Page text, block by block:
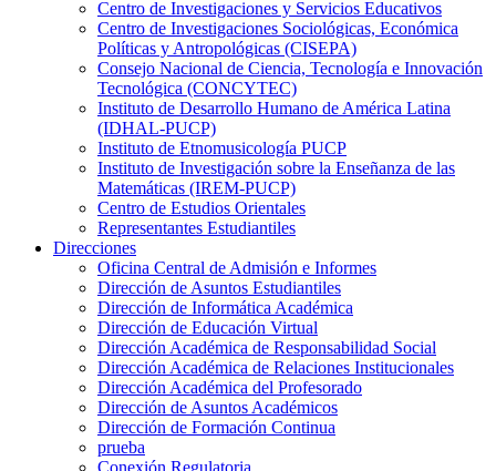
Centro de Investigaciones y Servicios Educativos
Centro de Investigaciones Sociológicas, Económica
Políticas y Antropológicas (CISEPA)
Consejo Nacional de Ciencia, Tecnología e Innovación
Tecnológica (CONCYTEC)
Instituto de Desarrollo Humano de América Latina
(IDHAL-PUCP)
Instituto de Etnomusicología PUCP
Instituto de Investigación sobre la Enseñanza de las
Matemáticas (IREM-PUCP)
Centro de Estudios Orientales
Representantes Estudiantiles
Direcciones
Oficina Central de Admisión e Informes
Dirección de Asuntos Estudiantiles
Dirección de Informática Académica
Dirección de Educación Virtual
Dirección Académica de Responsabilidad Social
Dirección Académica de Relaciones Institucionales
Dirección Académica del Profesorado
Dirección de Asuntos Académicos
Dirección de Formación Continua
prueba
Conexión Regulatoria